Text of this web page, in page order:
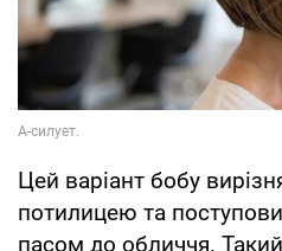
Цей варіант бобу
потилицею та
пасом до обличчя.